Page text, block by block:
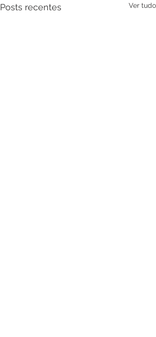
Posts recentes Ver tudo